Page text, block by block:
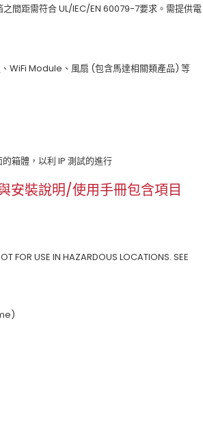
距需符合 UL/IEC/EN 60079-7要求。需提供電
WiFi Module、風扇 (包含馬達相關類產品) 等
箱體，以利 IP 測試的進行
安裝說明/使用手冊包含項目
FOR USE IN HAZARDOUS LOCATIONS. SEE